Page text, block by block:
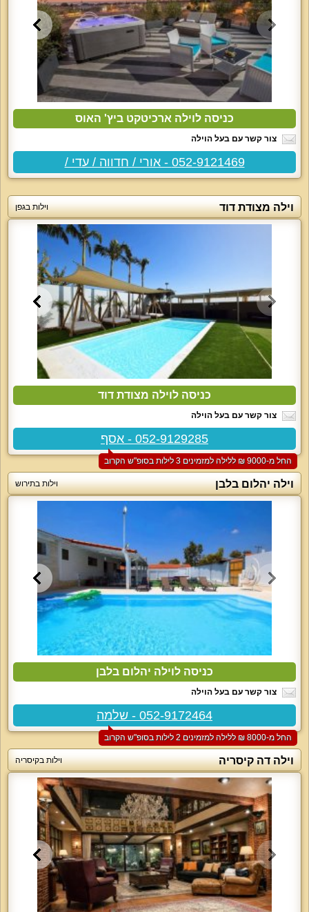
כניסה לוילה ארכיטקט ביץ' האוס
צור קשר עם בעל הוילה
052-9121469 - אורי / חדווה / עדי /
וילה מצודת דוד וילות בגפן
כניסה לוילה מצודת דוד
צור קשר עם בעל הוילה
052-9129285 - אסף
החל מ-‏9000 ₪ ללילה למזמינים 3 לילות בסופ"ש הקרוב
וילה יהלום בלבן וילות בתירוש
כניסה לוילה יהלום בלבן
צור קשר עם בעל הוילה
052-9172464 - שלמה
החל מ-‏8000 ₪ ללילה למזמינים 2 לילות בסופ"ש הקרוב
וילה דה קיסריה וילות בקיסריה